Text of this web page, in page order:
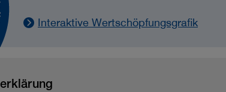
Interaktive Wertschöpfungsgrafik